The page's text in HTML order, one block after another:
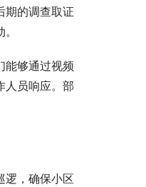
期的调查取证
能够通过视频
人员响应。部
逻，确保小区